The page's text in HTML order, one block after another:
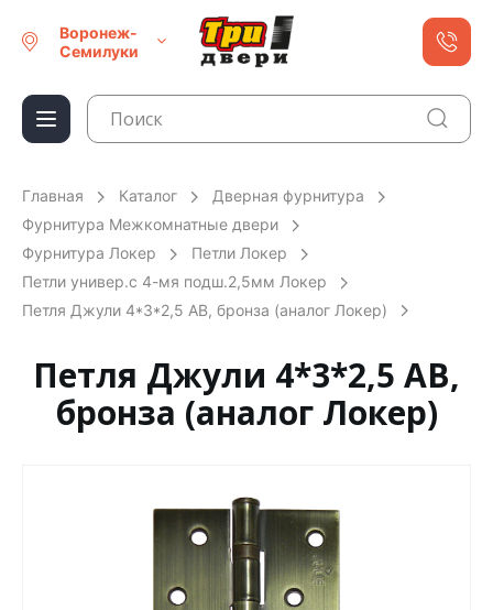
Воронеж-
Семилуки
Главная Каталог
Дверная фурнитура
Фурнитура Межкомнатные двери
Фурнитура Локер
Петли Локер
Петли универ.с 4-мя подш.2,5мм Локер
Петля Джули 4*3*2,5 AB, бронза (аналог Локер)
Петля Джули 4*3*2,5 AB,
бронза (аналог Локер)